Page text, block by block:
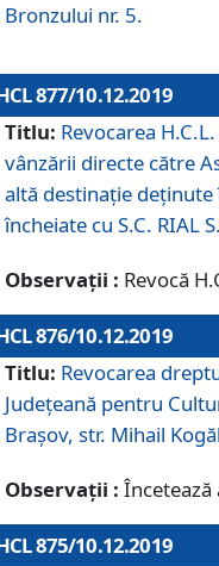
Bronzului nr. 5.
877/10.12.2019
Titlu: Revocarea
vânzării directe către
altă destinație
încheiate cu S.C. RIAL
Observații : Revocă
876/10.12.2019
Titlu: Revocarea
Judeţeană pentru
Braşov, str. Mihail
Observații : Încetează
875/10.12.2019